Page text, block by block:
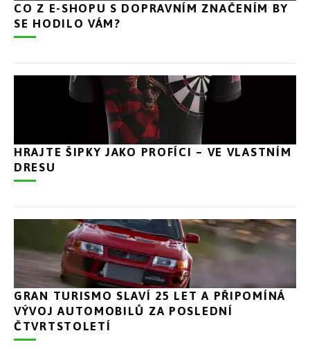
CO Z E-SHOPU S DOPRAVNÍM ZNAČENÍM BY
SE HODILO VÁM?
HRAJTE ŠIPKY JAKO PROFÍCI – VE VLASTNÍM
DRESU
GRAN TURISMO SLAVÍ 25 LET A PŘIPOMÍNÁ
VÝVOJ AUTOMOBILŮ ZA POSLEDNÍ
ČTVRTSTOLETÍ